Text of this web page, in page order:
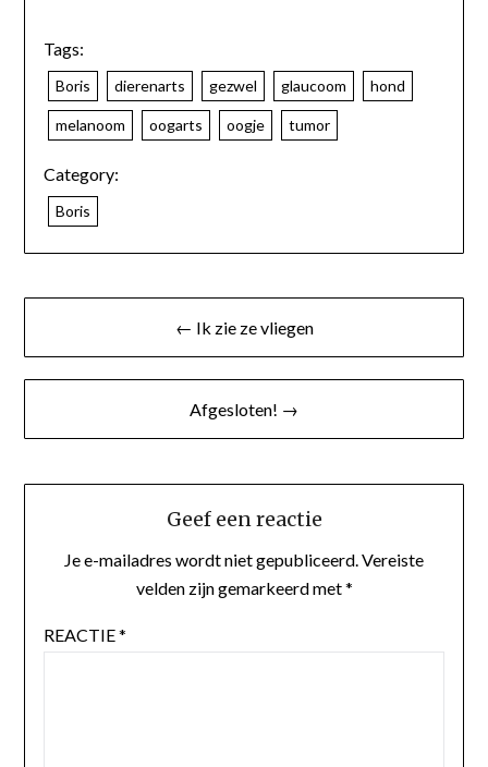
Tags:
Boris dierenarts gezwel glaucoom hond
melanoom oogarts oogje tumor
Category:
Boris
← Ik zie ze vliegen
Afgesloten! →
Geef een reactie
Je e-mailadres wordt niet gepubliceerd. Vereiste
velden zijn gemarkeerd met*
REACTIE*